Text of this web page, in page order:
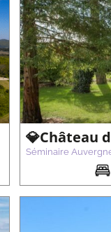
💎Château
Séminaire
Séminaire